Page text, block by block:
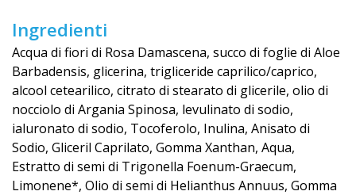
Ingredienti
Acqua di fiori di Rosa Damascena, succo di foglie di Aloe
Barbadensis, glicerina, trigliceride caprilico/caprico,
alcool cetearilico, citrato di stearato di glicerile, olio di
nocciolo di Argania Spinosa, levulinato di sodio,
ialuronato di sodio, Tocoferolo, Inulina, Anisato di
Sodio, Gliceril Caprilato, Gomma Xanthan, Aqua,
Estratto di semi di Trigonella Foenum-Graecum,
Limonene*, Olio di semi di Helianthus Annuus, Gomma